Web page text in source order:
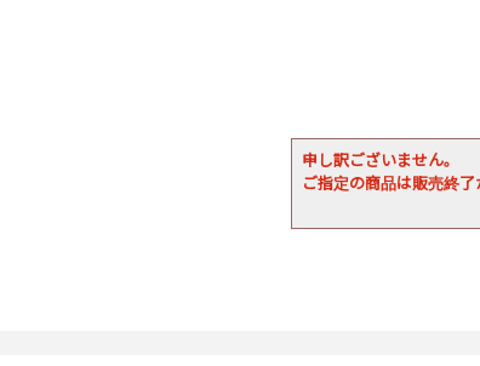
申し訳ございません。
ご指定の商品は販売終